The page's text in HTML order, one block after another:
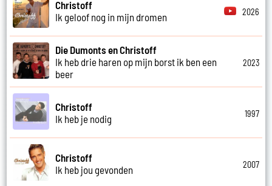
Christoff
Ik geloof nog in mijn dromen
2026
Die Dumonts en Christoff
Ik heb drie haren op mijn borst ik ben een
beer
2023
Christoff
Ik heb je nodig
1997
Christoff
Ik heb jou gevonden
2007